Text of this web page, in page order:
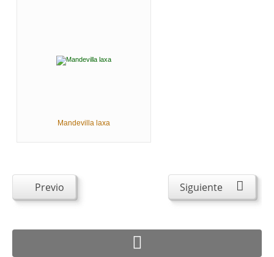
Mandevilla laxa
Previo Siguiente